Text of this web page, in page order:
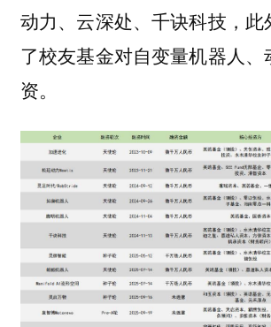
动力、云深处、千诀科技，此
了校友基金对自变量机器人、
资。